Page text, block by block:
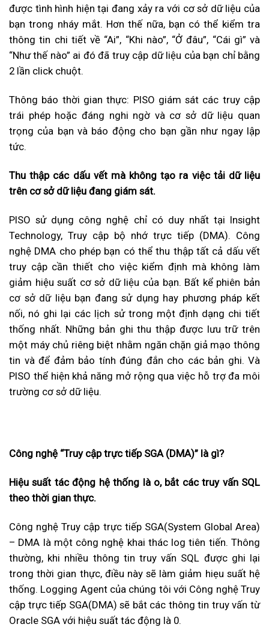
được tình hình hiện tại đang xảy ra với cơ sở dữ liệu của
bạn trong nháy mắt. Hơn thế nữa, bạn có thể kiểm tra
thông tin chi tiết về “Ai”, “Khi nào”, “Ở đâu”, “Cái gì” và
“Như thế nào” ai đó đã truy cập dữ liệu của bạn chỉ bằng
2 lần click chuột.
Thông báo thời gian thực: PISO giám sát các truy cập
trái phép hoặc đáng nghi ngờ và cơ sở dữ liệu quan
trọng của bạn và báo động cho bạn gần như ngay lập
tức.
Thu thập các dấu vết mà không tạo ra việc tải dữ liệu
trên cơ sở dữ liệu đang giám sát.
PISO sử dụng công nghệ chỉ có duy nhất tại Insight
Technology, Truy cập bộ nhớ trực tiếp (DMA). Công
nghệ DMA cho phép bạn có thể thu thập tất cả dấu vết
truy cập cần thiết cho việc kiểm định mà không làm
giảm hiệu suất cơ sở dữ liệu của bạn. Bất kể phiên bản
cơ sở dữ liệu bạn đang sử dụng hay phương pháp kết
nối, nó ghi lại các lịch sử trong một định dạng chi tiết
thống nhất. Những bản ghi thu thập được lưu trữ trên
một máy chủ riêng biệt nhằm ngăn chặn giả mạo thông
tin và để đảm bảo tính đúng đắn cho các bản ghi. Và
PISO thể hiện khả năng mở rộng qua việc hỗ trợ đa môi
trường cơ sở dữ liệu.
Công nghệ “Truy cập trực tiếp SGA (DMA)” là gì?
Hiệu suất tác động hệ thống là o, bắt các truy vấn SQL
theo thời gian thực.
Công nghệ Truy cập trực tiếp SGA(System Global Area)
– DMA là một công nghệ khai thác log tiên tiến. Thông
thường, khi nhiều thông tin truy vấn SQL được ghi lại
trong thời gian thực, điều này sẽ làm giảm hiẹu suất hệ
thống. Logging Agent của chúng tôi với Công nghệ Truy
cập trực tiếp SGA(DMA) sẽ bắt các thông tin truy vấn từ
Oracle SGA với hiệu suất tác động là 0.